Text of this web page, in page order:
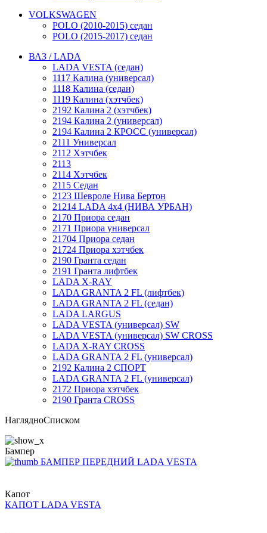
VOLKSWAGEN
POLO (2010-2015) седан
POLO (2015-2017) седан
ВАЗ / LADA
LADA VESTA (седан)
1117 Калина (универсал)
1118 Калина (седан)
1119 Калина (хэтчбек)
2192 Калина 2 (хэтчбек)
2194 Калина 2 (универсал)
2194 Калина 2 КРОСС (универсал)
2111 Универсал
2112 Хэтчбек
2113
2114 Хэтчбек
2115 Седан
2123 Шевроле Нива Бертон
21214 LADA 4x4 (НИВА УРБАН)
2170 Приора седан
2171 Приора универсал
21704 Приора седан
21724 Приора хэтчбек
2190 Гранта седан
2191 Гранта лифтбек
LADA X-RAY
LADA GRANTA 2 FL (лифтбек)
LADA GRANTA 2 FL (седан)
LADA LARGUS
LADA VESTA (универсал) SW
LADA VESTA (универсал) SW CROSS
LADA X-RAY CROSS
LADA GRANTA 2 FL (универсал)
2192 Калина 2 СПОРТ
LADA GRANTA 2 FL (универсал)
2172 Приора хэтчбек
2190 Гранта CROSS
НаглядноСписком
Бампер
БАМПЕР ПЕРЕДНИЙ LADA VESTA
Капот
КАПОТ LADA VESTA